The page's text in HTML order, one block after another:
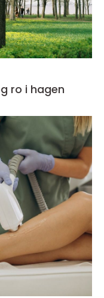
ro i hagen